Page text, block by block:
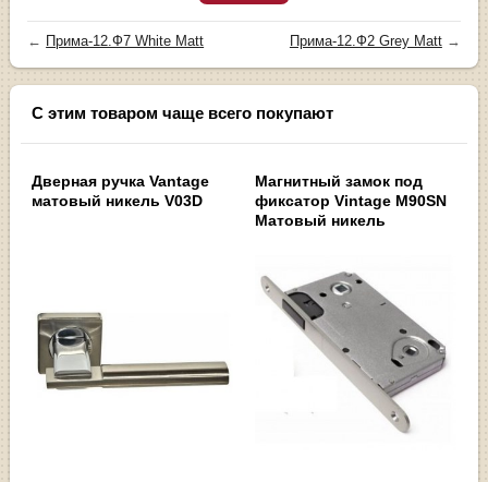
← Прима-12.Ф7 White Matt Прима-12.Ф2 Grey Matt→
С этим товаром чаще всего покупают
Дверная ручка Vantage
матовый никель V03D
Магнитный замок под
фиксатор Vintage M90SN
Матовый никель